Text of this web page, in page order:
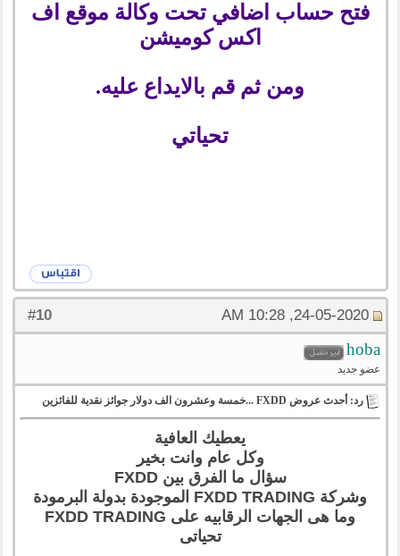
فتح حساب اضافي تحت وكالة موقع اف
اكس كوميشن
ومن ثم قم بالايداع عليه.
تحياتي
#
10 24-05-2020, 10:28 AM
hoba
عضو جديد
رد: أحدث عروض FXDD ...خمسة وعشرون الف دولار جوائز نقدية للفائزين
يعطيك العافية
وكل عام وانت بخير
سؤال ما الفرق بين FXDD
وشركة FXDD TRADING الموجودة بدولة البرمودة
وما هى الجهات الرقابيه على FXDD TRADING
تحياتى